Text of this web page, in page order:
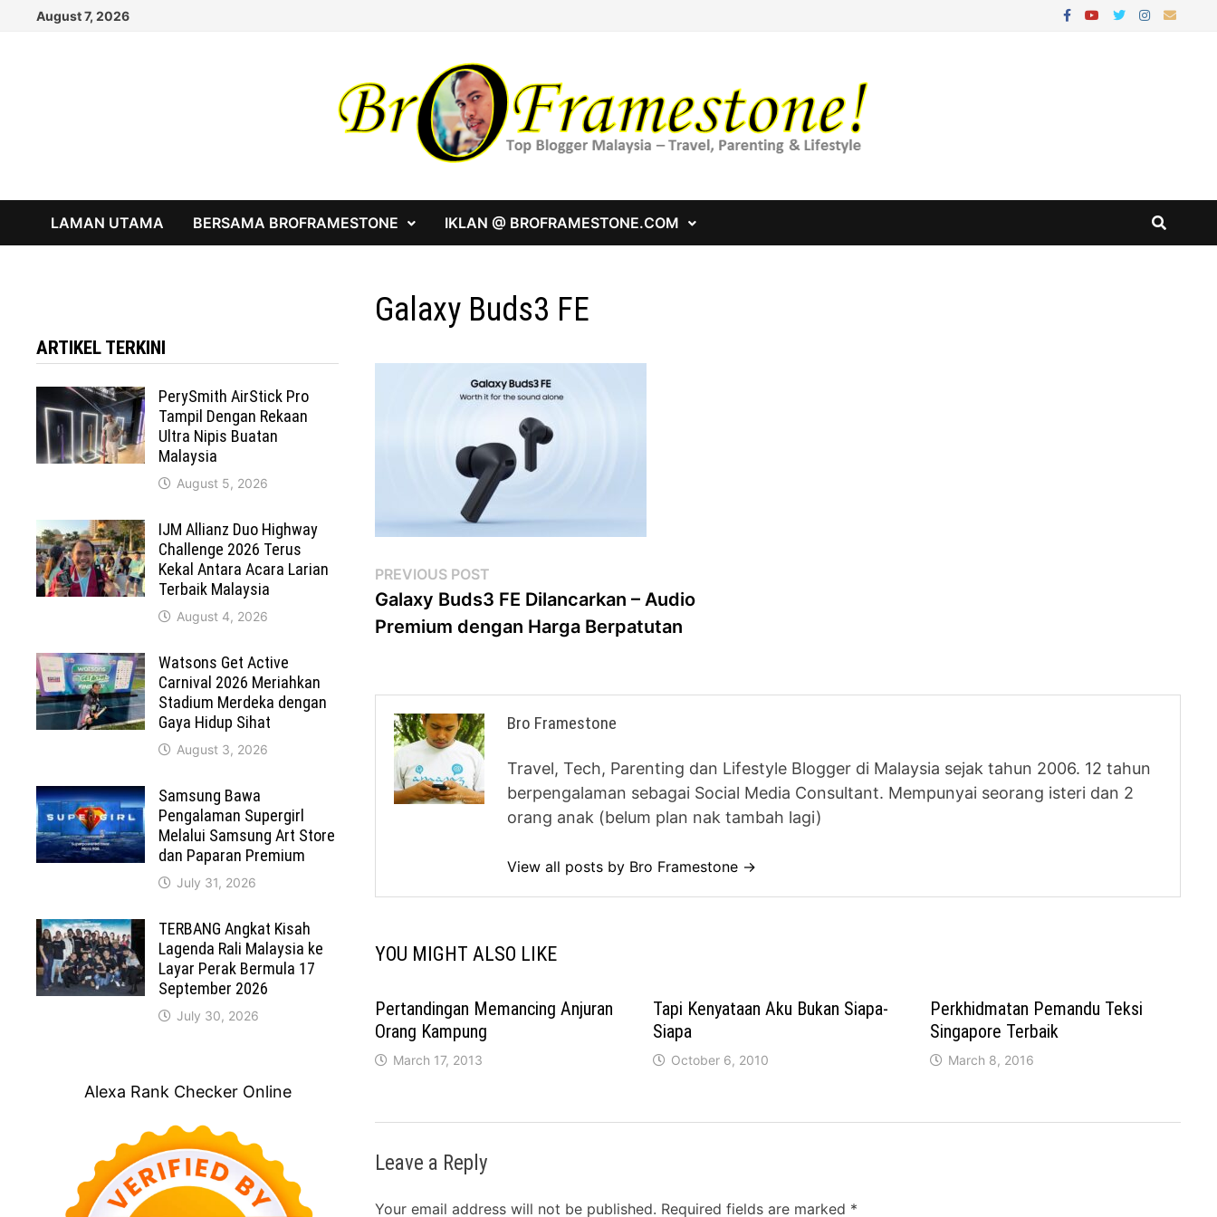
August 7, 2026
LAMAN UTAMA BERSAMA BROFRAMESTONE IKLAN @ BROFRAMESTONE.COM
Galaxy Buds3 FE
Post
navigation
PREVIOUS POST
post:
Galaxy Buds3 FE Dilancarkan – Audio
Premium dengan Harga Berpatutan
Bro Framestone
Travel, Tech, Parenting dan Lifestyle Blogger di Malaysia sejak tahun 2006. 12 tahun
berpengalaman sebagai Social Media Consultant. Mempunyai seorang isteri dan 2
orang anak (belum plan nak tambah lagi)
View all posts by Bro Framestone →
YOU MIGHT ALSO LIKE
Pertandingan Memancing Anjuran
Orang Kampung
March 17, 2013
Tapi Kenyataan Aku Bukan Siapa-
Siapa
October 6, 2010
Perkhidmatan Pemandu Teksi
Singapore Terbaik
March 8, 2016
Leave a Reply
Your email address will not be published. Required fields are marked *
ARTIKEL TERKINI
PerySmith AirStick Pro
Tampil Dengan Rekaan
Ultra Nipis Buatan
Malaysia
August 5, 2026
IJM Allianz Duo Highway
Challenge 2026 Terus
Kekal Antara Acara Larian
Terbaik Malaysia
August 4, 2026
Watsons Get Active
Carnival 2026 Meriahkan
Stadium Merdeka dengan
Gaya Hidup Sihat
August 3, 2026
Samsung Bawa
Pengalaman Supergirl
Melalui Samsung Art Store
dan Paparan Premium
July 31, 2026
TERBANG Angkat Kisah
Lagenda Rali Malaysia ke
Layar Perak Bermula 17
September 2026
July 30, 2026
Alexa Rank Checker Online